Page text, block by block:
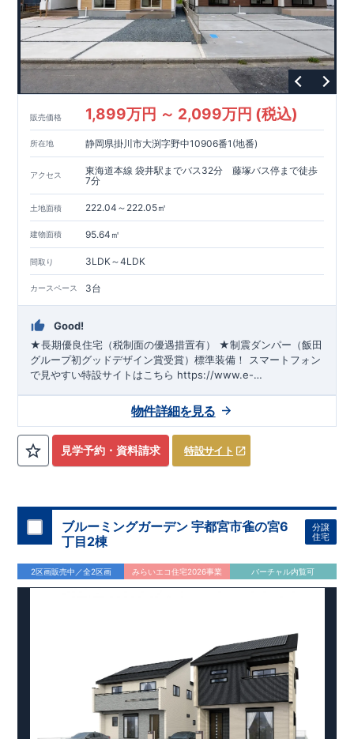
販売価格 1,899万円 ～ 2,099万円 (税込)
所在地 静岡県掛川市大渕字野中10906番1(地番)
アクセス
東海道本線 袋井駅までバス32分 藤塚バス停まで徒歩
7分
土地面積 222.04～222.05㎡
建物面積 95.64㎡
間取り 3LDK～4LDK
カースペース 3台
Good!
★長期優良住宅（税制面の優遇措置有） ★制震ダンパー（飯田
グループ初グッドデザイン賞受賞）標準装備！ スマートフォン
で見やすい特設サイトはこちら https://www.e-
見学予約・資料請求 特設サイト
物件詳細を見る
ブルーミングガーデン 宇都宮市雀の宮6
丁目2棟
分譲
住宅
2区画販売中／全2区画 みらいエコ住宅2026事業 バーチャル内覧可